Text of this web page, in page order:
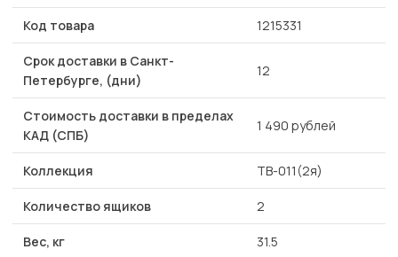
Код товара 1215331
Срок доставки в Санкт-
Петербурге, (дни)
12
Стоимость доставки в пределах
КАД (СПБ)
1 490 рублей
Коллекция ТВ-011(2я)
Количество ящиков 2
Вес, кг 31.5